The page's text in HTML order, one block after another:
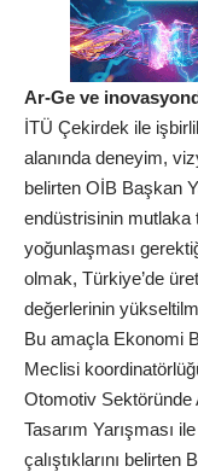
Ar-Ge ve
İTÜ Çekirdek ile
alanında deneyim,
belirten OİB Başkan
endüstrisinin mutlaka
yoğunlaşması
olmak, Türkiye’de
değerlerinin
Bu amaçla Ekonomi
Meclisi
Otomotiv Sektöründe
Tasarım Yarışması
çalıştıklarını